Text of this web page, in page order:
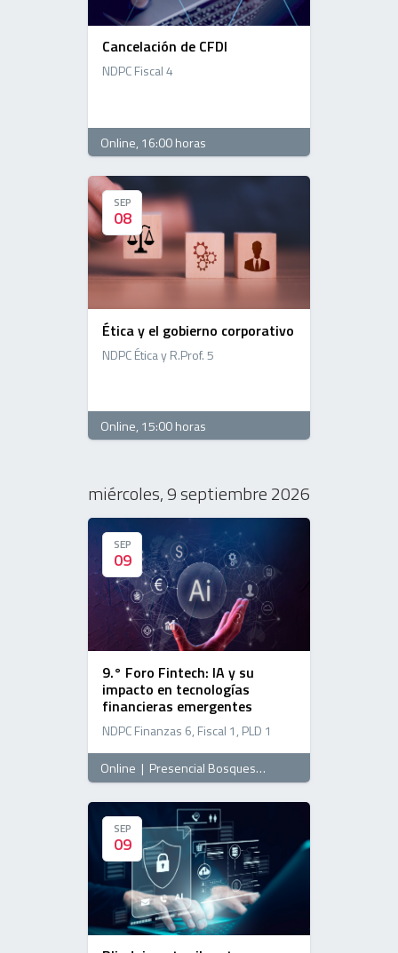
Cancelación de CFDI
NDPC Fiscal 4
Online, 16:00 horas
SEP
08
SEP
08
Ética y el gobierno corporativo
NDPC Ética y R.Prof. 5
Online, 15:00 horas
miércoles, 9 septiembre 2026
SEP
09
SEP
09
9.° Foro Fintech: IA y su
impacto en tecnologías
financieras emergentes
NDPC Finanzas 6, Fiscal 1, PLD 1
Online | Presencial Bosques, 09:00 horas
SEP
09
SEP
09